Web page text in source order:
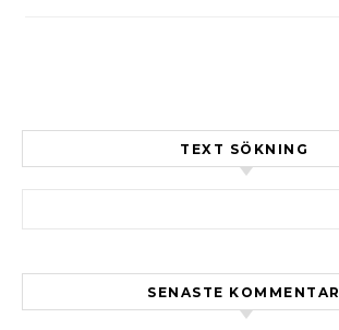
TEXT SÖKNING
SENASTE KOMMENTAR